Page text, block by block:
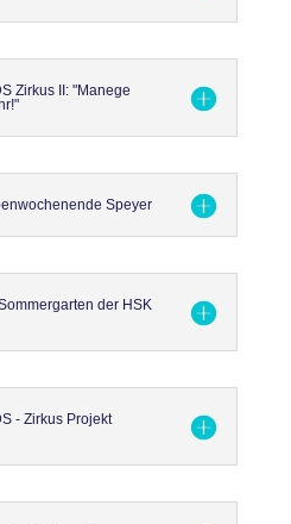
Zirkus II: "Manege
Speyer
der HSK
- Zirkus Projekt